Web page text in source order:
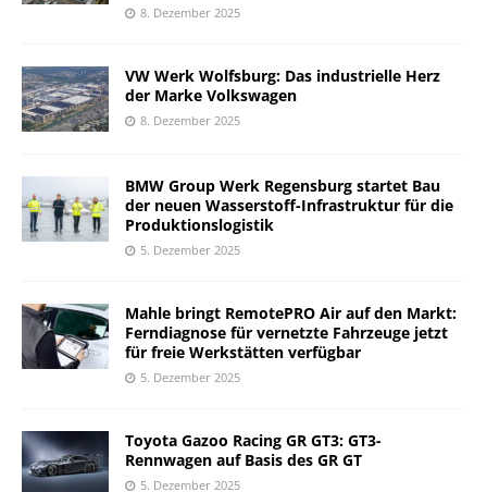
8. Dezember 2025
VW Werk Wolfsburg: Das industrielle Herz
der Marke Volkswagen
8. Dezember 2025
BMW Group Werk Regensburg startet Bau
der neuen Wasserstoff-Infrastruktur für die
Produktionslogistik
5. Dezember 2025
Mahle bringt RemotePRO Air auf den Markt:
Ferndiagnose für vernetzte Fahrzeuge jetzt
für freie Werkstätten verfügbar
5. Dezember 2025
Toyota Gazoo Racing GR GT3: GT3-
Rennwagen auf Basis des GR GT
5. Dezember 2025